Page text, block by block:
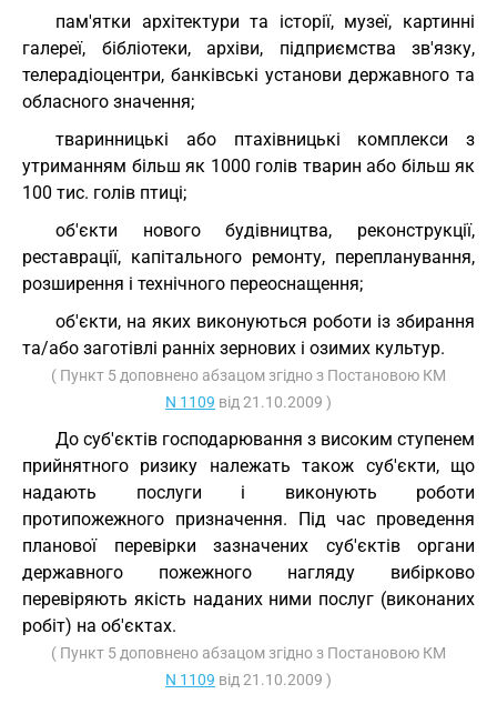
пам'ятки архітектури та історії, музеї, картинні
галереї, бібліотеки, архіви, підприємства зв'язку,
телерадіоцентри, банківські установи державного та
обласного значення;
тваринницькі або птахівницькі комплекси з
утриманням більш як 1000 голів тварин або більш як
100 тис. голів птиці;
об'єкти нового будівництва, реконструкції,
реставрації, капітального ремонту, перепланування,
розширення і технічного переоснащення;
об'єкти, на яких виконуються роботи із збирання
та/або заготівлі ранніх зернових і озимих культур.
( Пункт 5 доповнено абзацом згідно з Постановою КМ
N 1109 від 21.10.2009 )
До суб'єктів господарювання з високим ступенем
прийнятного ризику належать також суб'єкти, що
надають послуги і виконують роботи
протипожежного призначення. Під час проведення
планової перевірки зазначених суб'єктів органи
державного пожежного нагляду вибірково
перевіряють якість наданих ними послуг (виконаних
робіт) на об'єктах.
( Пункт 5 доповнено абзацом згідно з Постановою КМ
N 1109 від 21.10.2009 )